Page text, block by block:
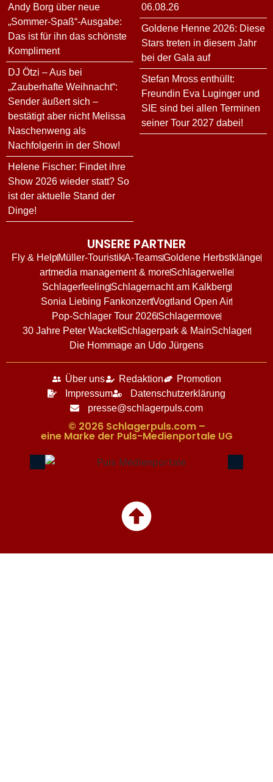
Andy Borg über neue
„Sommer-Spaß“-Ausgabe:
Das ist für ihn das schönste
Kompliment
DJ Ötzi – Aus bei
„Zauberhafte Weihnacht“:
Sender äußert sich –
bestätigt aber nicht Melissa
Naschenweng als
Nachfolgerin in der Show!
Helene Fischer: Findet ihre
Show 2026 wieder statt? So
ist der aktuelle Stand der
Dinge!
06.08.26
Goldene Henne 2026: Diese
Stars treten in diesem Jahr
bei der Gala auf
Stefan Mross enthüllt:
Freundin Eva Luginger und
SIE sind bei allen Terminen
seiner Tour 2027 dabei!
UNSERE PARTNER
Fly & HelpMüller-TouristikA-TeamsGoldene Herbstklänge
artmedia management & moreSchlagerwelle
SchlagerfeelingSchlagernacht am Kalkberg
Sonia Liebing FankonzertVogtland Open Air
Pop-Schlager Tour 2026Schlagermove
30 Jahre Peter Wackel Schlagerpark & MainSchlager
Die Hommage an Udo Jürgens
Über uns Redaktion
Promotion
Impressum
Datenschutzerklärung
presse@schlagerpuls.com
© 2026 Schlagerpuls.com –
eine Marke der Puls-Medienportale UG​